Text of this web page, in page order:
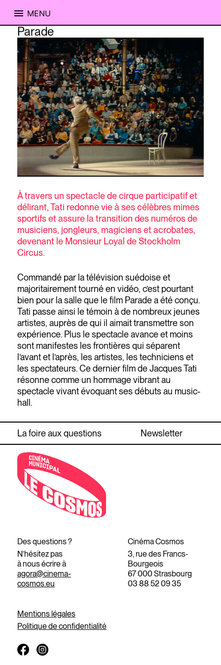
content
MENU
Parade
À travers un spectacle de cirque participatif et
délirant, Tati redonne vie à ses célèbres mimes
sportifs et assure la transition des numéros de
musiciens, jongleurs, magiciens et acrobates,
devenant le Monsieur Loyal de Stockholm
Circus.
Commandé par la télévision suédoise et
majoritairement tourné en vidéo, c’est pourtant
bien pour la salle que le film Parade a été conçu.
Tati passe ainsi le témoin à de nombreux jeunes
artistes, auprès de qui il aimait transmettre son
expérience. Plus le spectacle avance et moins
sont manifestes les frontières qui séparent
l’avant et l’après, les artistes, les techniciens et
les spectateurs. Ce dernier film de Jacques Tati
résonne comme un hommage vibrant au
spectacle vivant évoquant ses débuts au music-
hall.
La foire aux questions Newsletter
Des questions ?
N’hésitez pas
à nous écrire à
agora@cinema-
cosmos.eu
Cinéma Cosmos
3, rue des Francs-
Bourgeois
67 000 Strasbourg
03 88 52 09 35
Mentions légales
Politique de confidentialité